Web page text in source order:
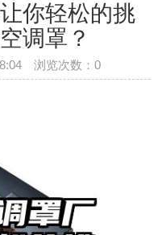
你轻松的挑
调罩？
浏览次数：0